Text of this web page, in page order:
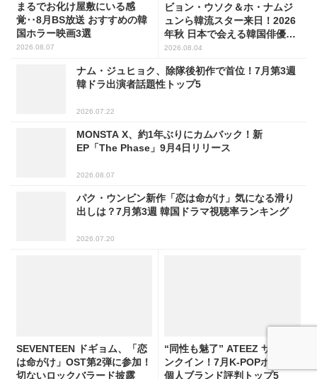
まるでお化け屋敷にいる感
覚‥8月BS放送 おすすめの韓
国ホラー映画3選
2026.08.07
ビョン・ウソク＆ホ・ナムジ
ュンら韓流スター来日！2026
年秋 日本で会える韓国俳優10
人
2026.08.04
ナム・ジュヒョク、除隊後初作で首位！7月第3週
韓ドラ出演者話題性トップ5
2026.07.22
MONSTA X、約1年ぶりにカムバック！新
EP「The Phase」9月4日リリース
2026.08.07
パク・ウンビン新作「恋は命がけ」気になる滑り
出しは？7月第3週 韓国ドラマ視聴率ランキング
2026.07.20
SEVENTEEN ドギョム、「恋
は命がけ」OST第2弾に参加！
切ないロックバラード披露
“同性も魅了” ATEEZ サンがラ
ンクイン！7月K-POPボーイズ
個人ブランド評判トップ5